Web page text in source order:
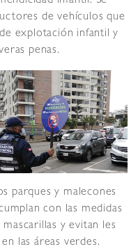
de vehículos que
explotación infantil y
penas.
parques y malecones
con las medidas
y evitan les
las áreas verdes.